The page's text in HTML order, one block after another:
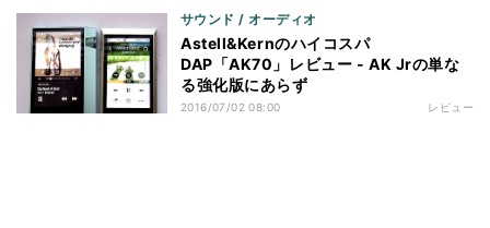
サウンド / オーディオ
Astell&Kernのハイコスパ
DAP「AK70」レビュー - AK Jrの単な
る強化版にあらず
2016/07/02 08:00 レビュー